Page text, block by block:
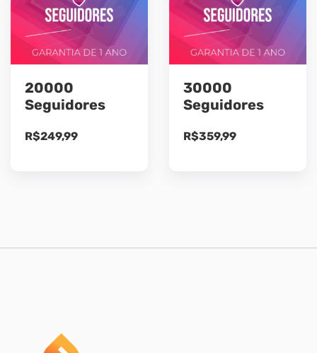
20000
Seguidores
R$249,99
30000
Seguidores
R$359,99